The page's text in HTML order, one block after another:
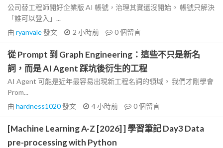
公司替工程師開好企業版 AI 帳號，治理其實還沒開始。 帳號只解決
「誰可以登入」...
由 ryanvale發文 2 小時前 0個留言
從 Prompt 到 Graph Engineering：這些不只是新名
詞，而是 AI Agent 踩坑後衍生的工程
AI Agent 可能是近年最容易出現新工程名詞的領域。 我們才剛學會
Prom...
由 hardness1020發文 4 小時前 0個留言
[Machine Learning A-Z [2026] ] 學習筆記 Day3 Data
pre-processing with Python